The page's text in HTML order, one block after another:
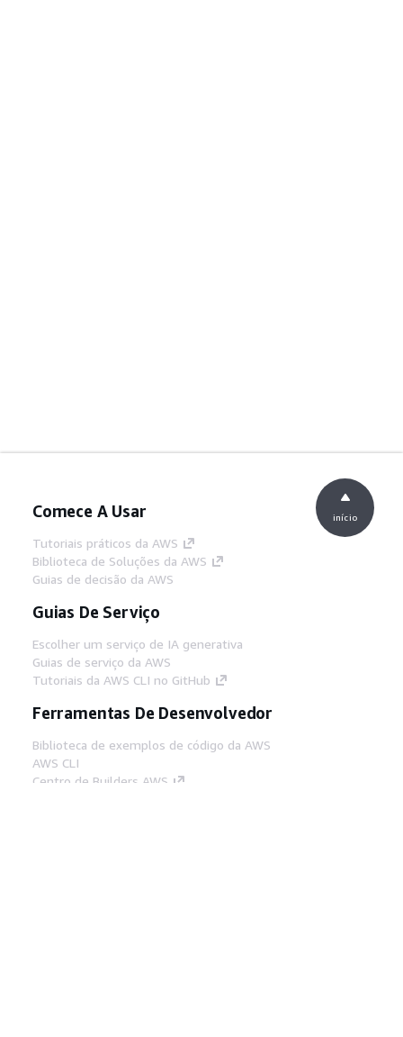
Comece A Usar
Tutoriais práticos da AWS
Biblioteca de Soluções da AWS
Guias de decisão da AWS
Guias De Serviço
Escolher um serviço de IA generativa
Guias de serviço da AWS
Tutoriais da AWS CLI no GitHub
Ferramentas De Desenvolvedor
Biblioteca de exemplos de código da AWS
AWS CLI
Centro de Builders AWS
início